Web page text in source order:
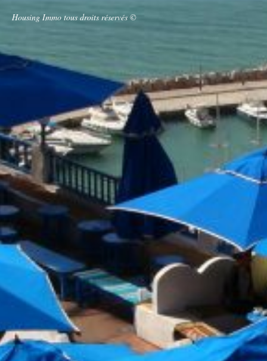
Housing Immo tous droits réservés ©